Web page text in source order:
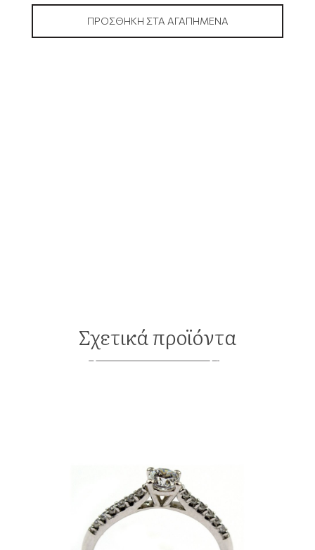
ΠΡΟΣΘΉΚΗ ΣΤΑ ΑΓΑΠΗΜΈΝΑ
Σχετικά προϊόντα